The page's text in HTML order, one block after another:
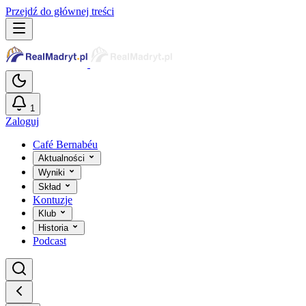
Przejdź do głównej treści
1
Zaloguj
Café Bernabéu
Aktualności
Wyniki
Skład
Kontuzje
Klub
Historia
Podcast